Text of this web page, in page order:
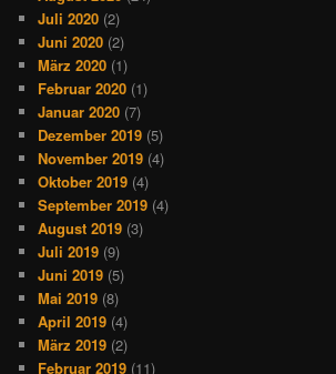
Juli 2020 (2)
Juni 2020 (2)
März 2020 (1)
Februar 2020 (1)
Januar 2020 (7)
Dezember 2019 (5)
November 2019 (4)
Oktober 2019 (4)
September 2019 (4)
August 2019 (3)
Juli 2019 (9)
Juni 2019 (5)
Mai 2019 (8)
April 2019 (4)
März 2019 (2)
Februar 2019 (11)